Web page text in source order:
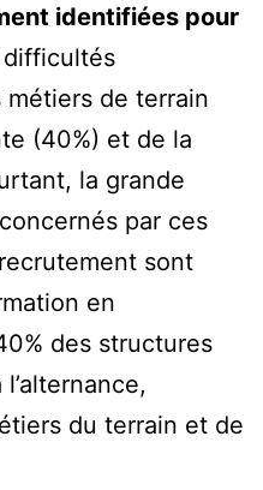
identifiées pour
difficultés
de terrain
(40%) et de la
la grande
par ces
sont
en
des structures
du terrain et de